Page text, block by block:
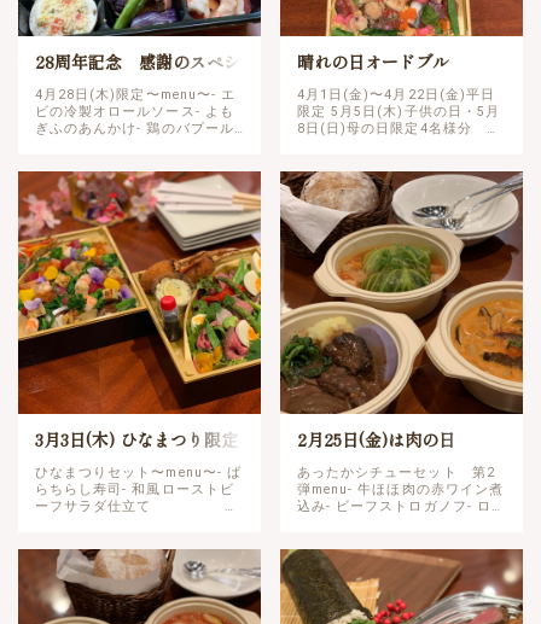
28周年記念 感謝のスペシ
4月28日(木)限定〜menu〜- エ
ビの冷製オロールソース- よも
ぎふのあんかけ- 鶏のバプール-
オマール海老のテリーヌ- イカ
のク…
晴れの日オードブル
4月1日(金)〜4月22日(金)平日
限定 5月5日(木)子供の日・5月
8日(日)母の日限定4名様分
3月3日(木) ひなまつり限定
ひなまつりセット〜menu〜- ば
らちらし寿司- 和風ローストビ
ーフサラダ仕立て セ
司 単品
4,860yen(税込)- …
2月25日(金)は肉の日
あったかシチューセット 第2
弾menu- 牛ほほ肉の赤ワイン煮
込み- ビーフストロガノフ- ロー
評をいただいた「あったかシチ
ュ…